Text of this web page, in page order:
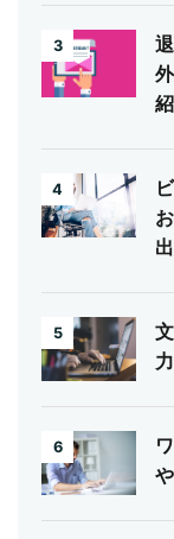
3
4
5
6